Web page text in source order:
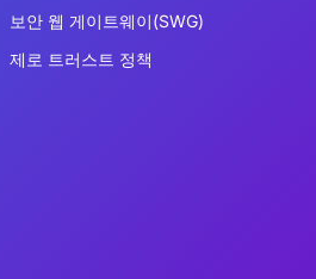
보안 웹 게이트웨이(SWG)
제로 트러스트 정책